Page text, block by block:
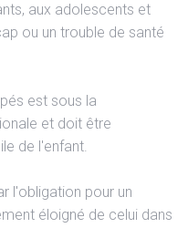
aux adolescents et
ou un trouble de santé
est sous la
et doit être
de l'enfant.
l'obligation pour un
éloigné de celui dans